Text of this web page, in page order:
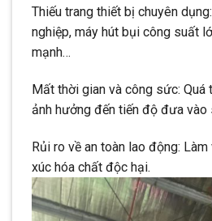
Thiếu trang thiết bị chuyên
nghiệp, máy hút bụi công suất
mạnh…
Mất thời gian và công sức: Quá
ảnh hưởng đến tiến độ đưa vào
Rủi ro về an toàn lao động:
xúc hóa chất độc hại.